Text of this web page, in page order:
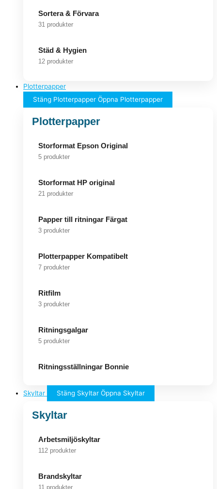
Sortera & Förvara
31 produkter
Städ & Hygien
12 produkter
Plotterpapper
Stäng Plotterpapper Öppna Plotterpapper
Plotterpapper
Storformat Epson Original
5 produkter
Storformat HP original
21 produkter
Papper till ritningar Färgat
3 produkter
Plotterpapper Kompatibelt
7 produkter
Ritfilm
3 produkter
Ritningsgalgar
5 produkter
Ritningsställningar Bonnie
Skyltar Stäng Skyltar Öppna Skyltar
Skyltar
Arbetsmiljöskyltar
112 produkter
Brandskyltar
11 produkter